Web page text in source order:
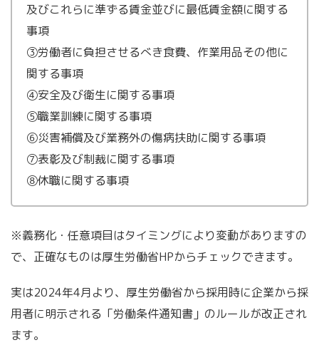
及びこれらに準ずる賃金並びに最低賃金額に関する
事項
③労働者に負担させるべき食費、作業用品その他に
関する事項
④安全及び衛生に関する事項
⑤職業訓練に関する事項
⑥災害補償及び業務外の傷病扶助に関する事項
⑦表彰及び制裁に関する事項
⑧休職に関する事項
※義務化・任意項目はタイミングにより変動がありますの
で、正確なものは厚生労働省HPからチェックできます。
実は2024年4月より、厚生労働省から採用時に企業から採
用者に明示される「労働条件通知書」のルールが改正され
ます。